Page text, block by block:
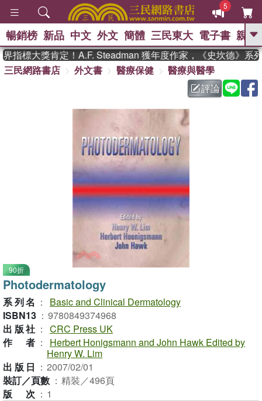
5
GO
熱搜： 東野圭吾 、 高希均教授回憶錄
父親節 、 如果歷
暑期推薦 、 國際布克
獎 臺灣漫遊錄 、 方念華
登輝時代 、 數學女孩：黎曼猜想
偉大的迷走神經
暢銷榜 新品 中文 外文 簡體 三民東大 電子書 親子
指標大獎肯定！A.F. Steadman 獲年度作家，《史坎德》系列
三民網路書店
外文書 醫療保健
醫療與醫學
評論
90折
Photodermatology
系列名 ：
Basic and Clinical Dermatology
ISBN13 ： 9780849374968
出版社 ： CRC Press UK
作者 ：
Herbert Honigsmann and John Hawk Edited by
Henry W. Lim
出版日 ： 2007/02/01
裝訂／頁數 ： 精裝／496頁
版次 ： 1